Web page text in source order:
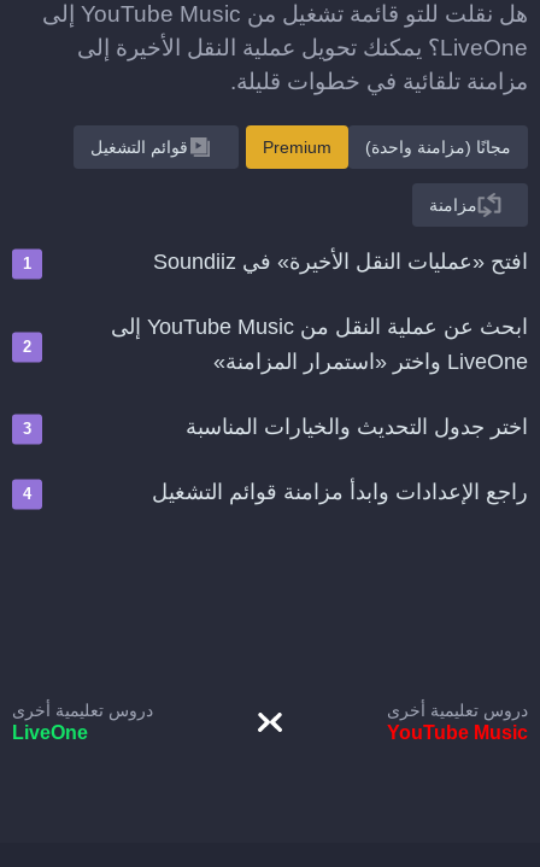
هل نقلت للتو قائمة تشغيل من YouTube Music إلى
LiveOne؟ يمكنك تحويل عملية النقل الأخيرة إلى
مزامنة تلقائية في خطوات قليلة.
مجانًا (مزامنة واحدة) Premium قوائم التشغيل
مزامنة
افتح «عمليات النقل الأخيرة» في Soundiiz
ابحث عن عملية النقل من YouTube Music إلى
LiveOne واختر «استمرار المزامنة»
اختر جدول التحديث والخيارات المناسبة
راجع الإعدادات وابدأ مزامنة قوائم التشغيل
دروس تعليمية أخرى
YouTube Music
دروس تعليمية أخرى
LiveOne